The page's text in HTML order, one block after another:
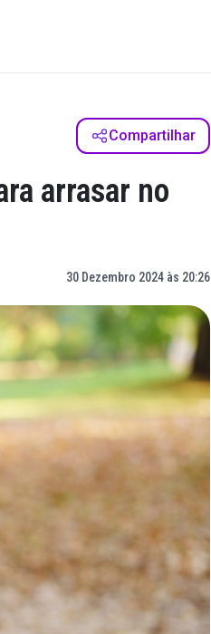
Compartilhar
arrasar no
30 Dezembro 2024 às 20:26